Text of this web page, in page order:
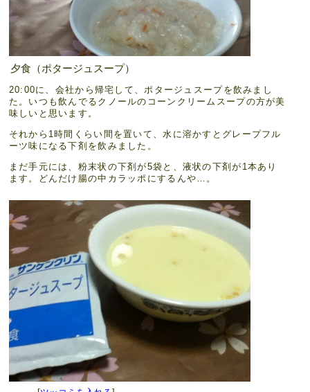
夕食（ポタージュスープ）
20:00に、会社から帰宅して、ポタージュスープを飲みまし
た。いつも飲んでるクノールのコーンクリームスープの方が美
味しいと思います。
それから1時間くらい間を置いて、水に溶かすとグレープフル
ーツ味になる下剤を飲みました。
まだ手元には、粉末状の下剤が5袋と、液状の下剤が1本あり
ます。どんだけ腸の中カラッポにするんや…。